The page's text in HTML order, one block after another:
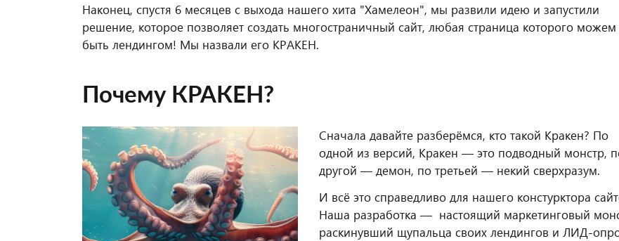
Наконец, спустя 6 месяцев с выхода нашего хита "Хамелеон", мы развили идею и запустили
решение, которое позволяет создать многостраничный сайт, любая страница которого можем
быть лендингом! Мы назвали его КРАКЕН.
Почему КРАКЕН?
Сначала давайте разберёмся, кто такой Кракен? По
одной из версий, Кракен — это подводный монстр,
другой — демон, по третьей — некий сверхразум.
И всё это справедливо для нашего констурктора
Наша разработка — настоящий маркетинговый
раскинувший щупальца своих лендингов и ЛИД-